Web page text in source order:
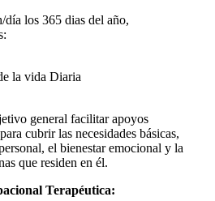
día los 365 dias del año,
la vida Diaria
general facilitar apoyos
cubrir las necesidades básicas,
el bienestar emocional y la
que residen en él.
Terapéutica: